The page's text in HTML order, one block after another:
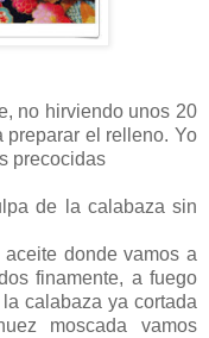
no hirviendo unos 20
preparar el relleno. Yo
precocidas
de la calabaza sin
donde vamos a
finamente, a fuego
calabaza ya cortada
moscada vamos